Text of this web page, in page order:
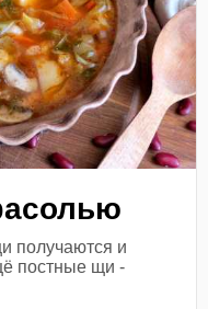
получаются и
постные щи -